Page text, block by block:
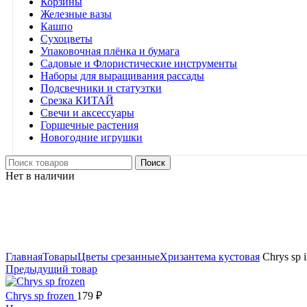
Железные вазы
Кашпо
Сухоцветы
Упаковочная плёнка и бумага
Садовые и Флористические инструменты
Наборы для выращивания рассады
Подсвечники и статуэтки
Срезка КИТАЙ
Свечи и аксессуары
Горшечные растения
Новогодние игрушки
Поиск
Нет в наличии
ГлавнаяТоварыЦветы срезанныеХризантема кустовая Chrys sp
Предыдущий товар
Chrys sp frozen 179 ₽